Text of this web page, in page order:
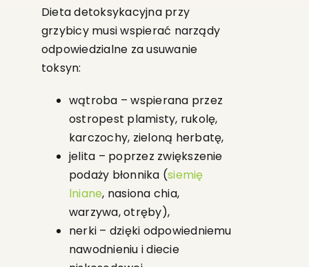
Dieta detoksykacyjna przy
grzybicy musi wspierać narządy
odpowiedzialne za usuwanie
toksyn:
wątroba – wspierana przez
ostropest plamisty, rukolę,
karczochy, zieloną herbatę,
jelita – poprzez zwiększenie
podaży błonnika (siemię
lniane, nasiona chia,
warzywa, otręby),
nerki – dzięki odpowiedniemu
nawodnieniu i diecie